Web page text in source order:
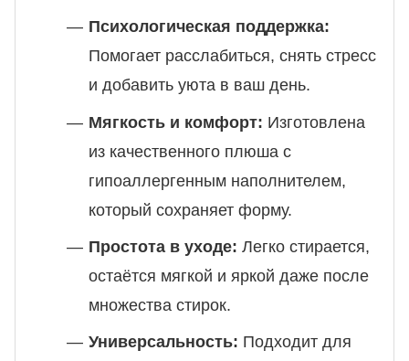
Психологическая поддержка:
Помогает расслабиться, снять стресс
и добавить уюта в ваш день.
Мягкость и комфорт: Изготовлена
из качественного плюша с
гипоаллергенным наполнителем,
который сохраняет форму.
Простота в уходе: Легко стирается,
остаётся мягкой и яркой даже после
множества стирок.
Универсальность: Подходит для